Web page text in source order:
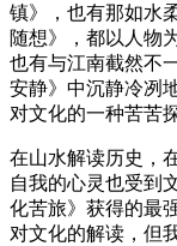
镇》，也有那如水
随想》，都以人物
也有与江南截然不
安静》中沉静冷冽
对文化的一种苦苦
在山水解读历史，
自我的心灵也受到
化苦旅》获得的最
对文化的解读，但